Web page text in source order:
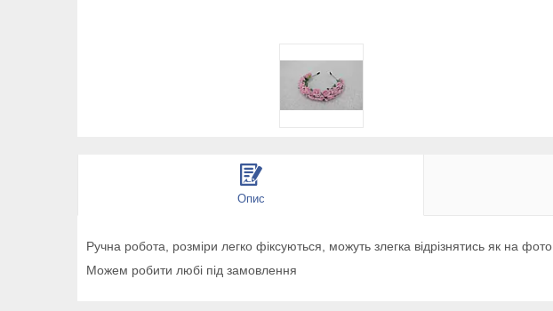
Опис
Ручна робота, розміри легко фіксуються, можуть злегка відрізнятись як на фото.
Можем робити любі під замовлення